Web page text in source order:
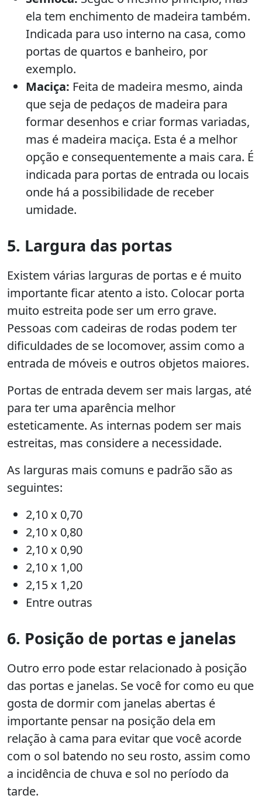
ela tem enchimento de madeira também.
Indicada para uso interno na casa, como
portas de quartos e banheiro, por
exemplo.
Maciça: Feita de madeira mesmo, ainda
que seja de pedaços de madeira para
formar desenhos e criar formas variadas,
mas é madeira maciça. Esta é a melhor
opção e consequentemente a mais cara. É
indicada para portas de entrada ou locais
onde há a possibilidade de receber
umidade.
5. Largura das portas
Existem várias larguras de portas e é muito
importante ficar atento a isto. Colocar porta
muito estreita pode ser um erro grave.
Pessoas com cadeiras de rodas podem ter
dificuldades de se locomover, assim como a
entrada de móveis e outros objetos maiores.
Portas de entrada devem ser mais largas, até
para ter uma aparência melhor
esteticamente. As internas podem ser mais
estreitas, mas considere a necessidade.
As larguras mais comuns e padrão são as
seguintes:
2,10 x 0,70
2,10 x 0,80
2,10 x 0,90
2,10 x 1,00
2,15 x 1,20
Entre outras
6. Posição de portas e janelas
Outro erro pode estar relacionado à posição
das portas e janelas. Se você for como eu que
gosta de dormir com janelas abertas é
importante pensar na posição dela em
relação à cama para evitar que você acorde
com o sol batendo no seu rosto, assim como
a incidência de chuva e sol no período da
tarde.